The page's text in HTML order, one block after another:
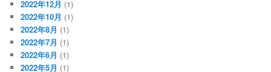
2022年12月 (1)
2022年10月 (1)
2022年8月 (1)
2022年7月 (1)
2022年6月 (1)
2022年5月 (1)